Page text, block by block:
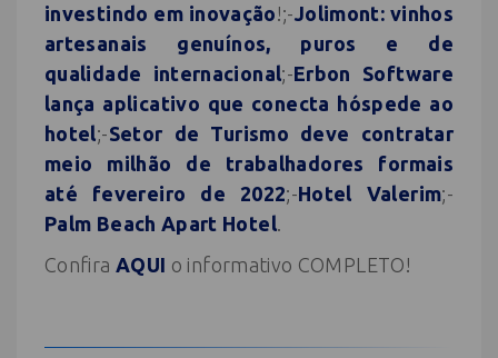
investindo em inovação !;-Jolimont: vinhos
artesanais genuínos, puros e de
qualidade internacional;-Erbon Software
lança aplicativo que conecta hóspede ao
hotel;-Setor de Turismo deve contratar
meio milhão de trabalhadores formais
até fevereiro de 2022;-Hotel Valerim;-
Palm Beach Apart Hotel.
Confira AQUI o informativo COMPLETO!